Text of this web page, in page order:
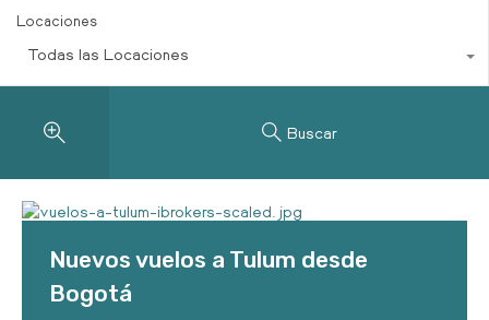
Locaciones
Todas las Locaciones
Buscar
Nuevos vuelos a Tulum desde
Bogotá